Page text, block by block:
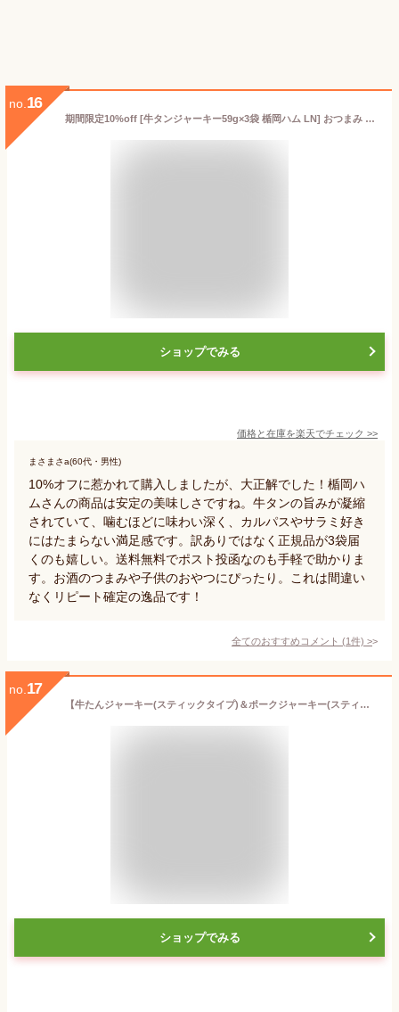
no. 16
期間限定10%off [牛タンジャーキー59g×3袋 楯岡ハム LN] おつまみ カルパス, サラミ,ドライソーセージ好きな方必見 珍味 訳ありではなく正規品 送料無料 おやつ ポイント消化 山形 59g×3袋 セット メール便 NP 即送
ショップでみる
価格と在庫を楽天でチェック >>
まさまさa(60代・男性)
10%オフに惹かれて購入しましたが、大正解でした！楯岡ハ
ムさんの商品は安定の美味しさですね。牛タンの旨みが凝縮
されていて、噛むほどに味わい深く、カルパスやサラミ好き
にはたまらない満足感です。訳ありではなく正規品が3袋届
くのも嬉しい。送料無料でポスト投函なのも手軽で助かりま
す。お酒のつまみや子供のおやつにぴったり。これは間違い
なくリピート確定の逸品です！
全てのおすすめコメント (1件) >
no. 17
【牛たんジャーキー(スティックタイプ)＆ポークジャーキー(スティックタイプ)各5袋セット】おつまみ 珍味 ビーフ ビーフジャーキー 牛タン おやつ オヤツ 晩酌 肴 家飲み 宅呑み
ショップでみる